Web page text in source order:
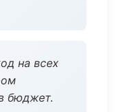
на всех
бюджет.